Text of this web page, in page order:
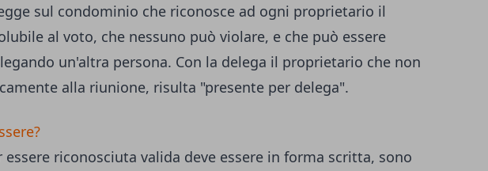
sul condominio che riconosce ad ogni proprietario il
al voto, che nessuno può violare, e che può essere
un'altra persona. Con la delega il proprietario che non
alla riunione, risulta "presente per delega".
essere riconosciuta valida deve essere in forma scritta, sono